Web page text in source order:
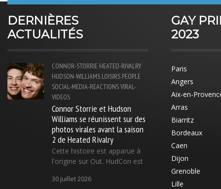
DERNIÈRES
ACTUALITÉS
CONNOR-STORRIE HEATED-RIVALRY
HUDSON-WILLIAMS LOISIRS PEOPLE
SOCIAL-MEDIA-REACTIONSVIRAL-
VIDEOS
Connor Storrie et Hudson
Williams se réunissent sur des
photos virales avant la saison
2 de Heated Rivalry
Cette histoire est apparue à
l'origine sur Out. HudCon est
30 juillet 2026
GAY
2023
Paris
Angers
Aix-en-
Arras
Biarritz
Bordeaux
Caen
Dijon
Grenoble
Lille